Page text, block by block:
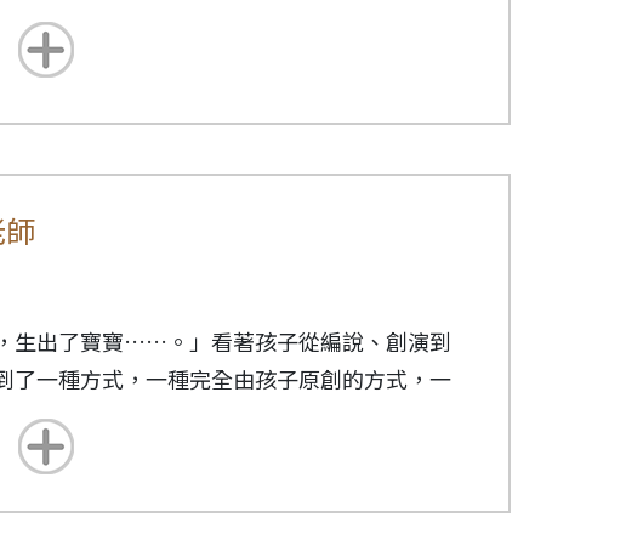
多以中國民間故事為主，用黏土人偶演繹著各
我之外，故事裡的人偶如何動作更是令我感到
中看到《阿公講古》的相關報導才知道製播
，直到長大後接收不同的資訊後，才知道原
是黏土逐格動畫，各有它們特殊的創作及製作
畫。
，班上三位熱愛變形金剛的大班男生花了一整
，從一開始畫出自己喜愛的變形金剛，到欲
生出了寶寶……。」看著孩子從編說、創演到
一種方式，一種完全由孩子原創的方式，一
畫筒一直到拍攝架，信誼的小小動畫師教具，
索。嶄新的學習內容，對於這群活在二十一